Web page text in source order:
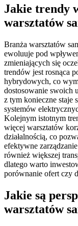
Jakie trendy
warsztatów
Branża warsztatów
ewoluuje pod
zmieniających się
trendów jest rosnąca
hybrydowych, co
dostosowanie swoich
z tym konieczne staje
systemów
Kolejnym istotnym
więcej warsztatów
działalnością, co
efektywne
również większej
dlatego warto
porównanie ofert czy
Jakie są
warsztatów